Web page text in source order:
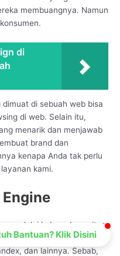
membuangnya. Namun
di
di sebuah web bisa
di web. Selain itu,
menarik dan menjawab
brand dan
kenapa Anda tak perlu
kami.
melalui keberadaan situs
di mesin
dan lainnya. Sebab,
Bantuan? Klik Disini